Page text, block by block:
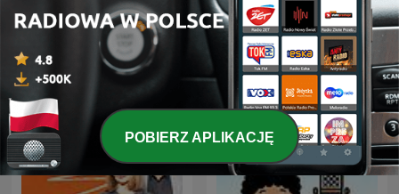
Deutsche Podcasts
Klub Ciekawych
Wszystkiego
POBIERZ APLIKACJĘ